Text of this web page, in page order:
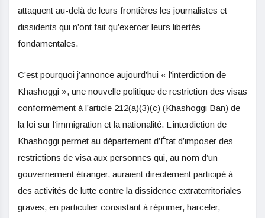
attaquent au-delà de leurs frontières les journalistes et
dissidents qui n’ont fait qu’exercer leurs libertés
fondamentales.
C’est pourquoi j’annonce aujourd’hui « l’interdiction de
Khashoggi », une nouvelle politique de restriction des visas
conformément à l’article 212(a)(3)(c) (Khashoggi Ban) de
la loi sur l’immigration et la nationalité. L’interdiction de
Khashoggi permet au département d’État d’imposer des
restrictions de visa aux personnes qui, au nom d’un
gouvernement étranger, auraient directement participé à
des activités de lutte contre la dissidence extraterritoriales
graves, en particulier consistant à réprimer, harceler,